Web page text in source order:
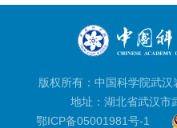
版权所有：中国科学院武
地址：湖北省武汉市
鄂ICP备05001981号-1